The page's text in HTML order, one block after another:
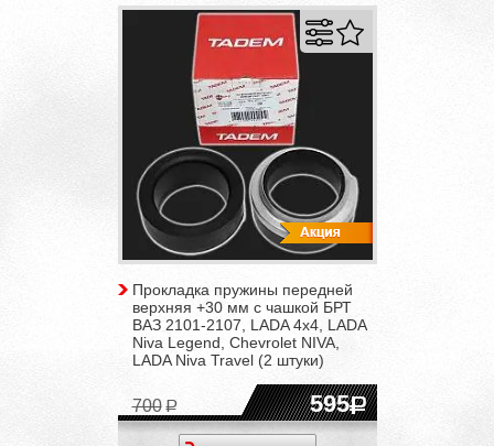
Прокладка пружины передней
верхняя +30 мм с чашкой БРТ
ВАЗ 2101-2107, LADA 4x4, LADA
Niva Legend, Chevrolet NIVA,
LADA Niva Travel (2 штуки)
595
700